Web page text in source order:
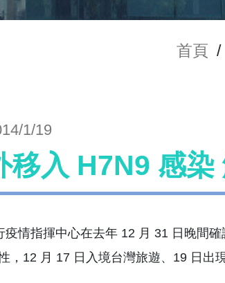
首頁 /
1/19
移入 H7N9 感染
疫情指揮中心在去年 12 月 31 日晚間
，12 月 17 日入境台灣旅遊、19 日出